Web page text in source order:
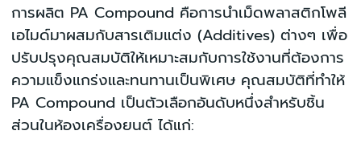
การผลิต PA Compound คือการนำเม็ดพลาสติกโพลี
เอไมด์มาผสมกับสารเติมแต่ง (Additives) ต่างๆ เพื่อ
ปรับปรุงคุณสมบัติให้เหมาะสมกับการใช้งานที่ต้องการ
ความแข็งแกร่งและทนทานเป็นพิเศษ คุณสมบัติที่ทำให้
PA Compound เป็นตัวเลือกอันดับหนึ่งสำหรับชิ้น
ส่วนในห้องเครื่องยนต์ ได้แก่: